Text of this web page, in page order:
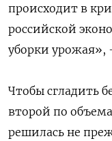
происходит в
российской
уборки урожая»,
Чтобы сгладить
второй по
решилась не